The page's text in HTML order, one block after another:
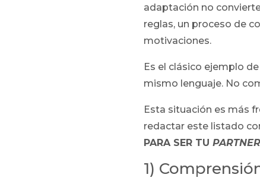
adaptación no
reglas, un proceso de
motivaciones.
Es el clásico ejemplo
mismo lenguaje. No
Esta situación es más
redactar este listado
PARA SER TU PARTNER
1)